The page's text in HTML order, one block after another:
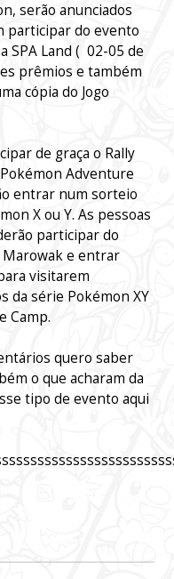
serão anunciados
participar do evento
SPA Land ( 02-05 de
prêmios e também
cópia do Jogo
de graça o Rally
Adventure
entrar num sorteio
X ou Y. As pessoas
participar do
Marowak e entrar
visitarem
da série Pokémon XY
Camp.
quero saber
o que acharam da
tipo de evento aqui